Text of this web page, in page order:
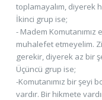
toplamayalım, diyerek
İkinci grup ise;
- Madem Komutanımız
muhalefet etmeyelim.
gerekir, diyerek az bir
Üçüncü grup ise;
-Komutanımız bir şeyi
vardır. Bir hikmete